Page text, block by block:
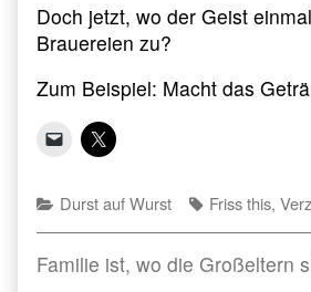
Doch jetzt, wo der Geist
Brauereien zu?
Zum Beispiel: Macht das
Categories
Durst auf Wurst Tags
Friss this,
Beitragsnavigation
Previous
Familie ist, wo die Großeltern